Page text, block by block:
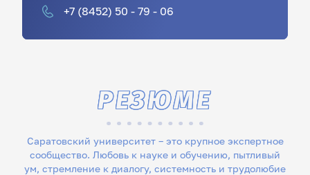
+7 (8452) 50 - 79 - 06
Саратовский университет – это крупное экспертное
сообщество. Любовь к науке и обучению, пытливый
ум, стремление к диалогу, системность и трудолюбие
РЕЗЮМЕ